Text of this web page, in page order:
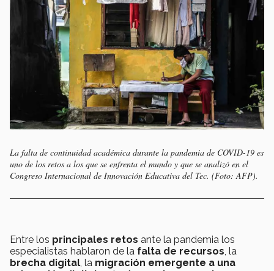
La falta de continuidad académica durante la pandemia de COVID-19 es
uno de los retos a los que se enfrenta el mundo y que se analizó en el
Congreso Internacional de Innovación Educativa del Tec. (Foto: AFP).
Entre los principales retos ante la pandemia los
especialistas hablaron de la falta de recursos, la
brecha digital, la migración emergente a una